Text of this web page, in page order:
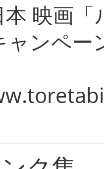
本 映画
ャンペー